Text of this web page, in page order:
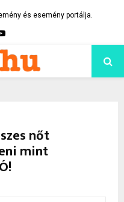
és esemény portálja.
Youtube
nőt
mint